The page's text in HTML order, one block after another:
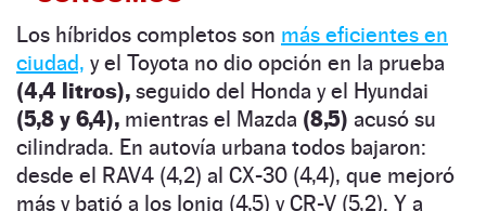
Los híbridos completos son más eficientes en
ciudad, y el Toyota no dio opción en la prueba
(4,4 litros), seguido del Honda y el Hyundai
(5,8 y 6,4), mientras el Mazda (8,5) acusó su
cilindrada. En autovía urbana todos bajaron:
desde el RAV4 (4,2) al CX-30 (4,4), que mejoró
más y batió a los Ioniq (4,5) y CR-V (5,2). Y a